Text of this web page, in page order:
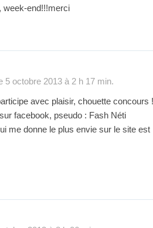
week-end!!!merci
5 octobre 2013 à 2 h 17 min.
avec plaisir, chouette concours
facebook, pseudo : Fash Néti
me donne le plus envie sur le site est